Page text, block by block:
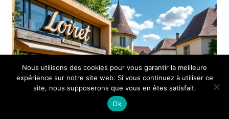
Nous utilisons des cookies pour vous garantir la meilleure
expérience sur notre site web. Si vous continuez à utiliser ce
site, nous supposerons que vous en êtes satisfait.
Ok